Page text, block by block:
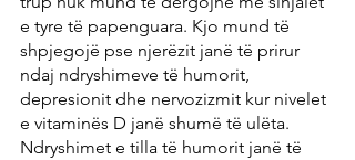
e tyre të papenguara. Kjo mund të
shpjegojë pse njerëzit janë të prirur
ndaj ndryshimeve të humorit,
depresionit dhe nervozizmit kur nivelet
e vitaminës D janë shumë të ulëta.
Ndryshimet e tilla të humorit janë të